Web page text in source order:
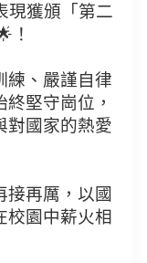
現獲頒「第二
！
練、嚴謹自律
堅守崗位，
對國家的熱愛
接再厲，以國
校園中薪火相